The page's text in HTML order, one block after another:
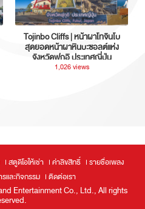
Tojinbo Cliffs | หน้าผาโทจินโบ
สุดยอดหน้าผาหินบะซอลต์แห่ง
จังหวัดฟุกุอิ ประเทศญี่ปุ่น
1,026 views
สตูดิโอให้เช่า ค่าลิขสิทธิ์
รายชื่อเพลง
และกิจกรรม ติดต่อเรา
Entertainment Co., Ltd., All rights